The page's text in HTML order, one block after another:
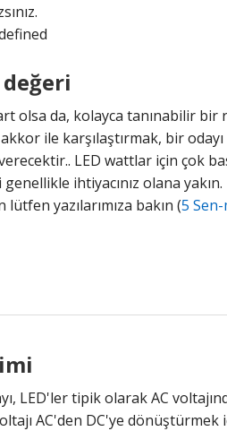
olsa da, kolayca tanınabilir bir
ile karşılaştırmak, bir odayı
LED wattlar için çok
ihtiyacınız olana yakın.
lütfen yazılarımıza bakın (5
LED'ler tipik olarak AC
AC'den DC'ye